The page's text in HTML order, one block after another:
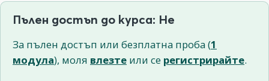
Пълен достъп до курса: Не
За пълен достъп или безплатна проба (1
модула), моля влезте или се регистрирайте.